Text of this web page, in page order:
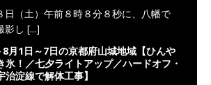
日（土）午前８時８分８秒に、八幡で
影し [...]
8月1日～7日の京都府山城地域【ひんや
氷！／七夕ライトアップ／ハードオフ・
淀線で解体工事】